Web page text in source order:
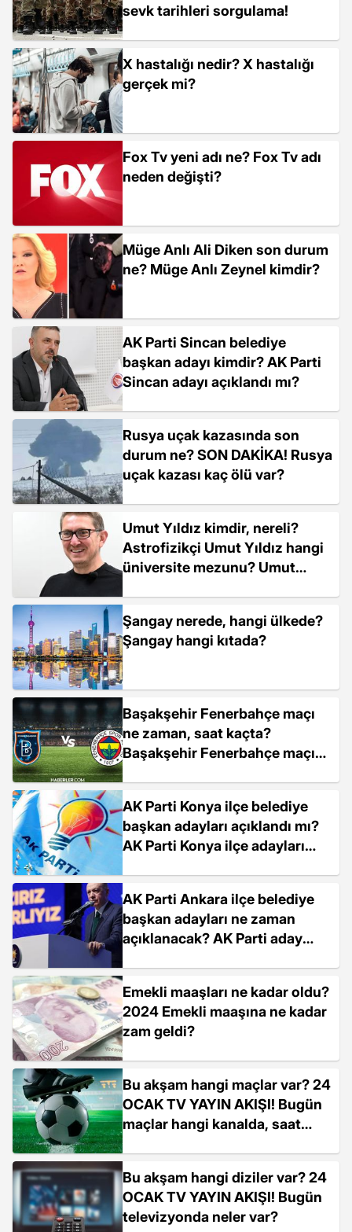
sevk tarihleri sorgulama!
X hastalığı nedir? X hastalığı
gerçek mi?
Fox Tv yeni adı ne? Fox Tv adı
neden değişti?
Müge Anlı Ali Diken son durum
ne? Müge Anlı Zeynel kimdir?
AK Parti Sincan belediye
başkan adayı kimdir? AK Parti
Sincan adayı açıklandı mı?
Rusya uçak kazasında son
durum ne? SON DAKİKA! Rusya
uçak kazası kaç ölü var?
Umut Yıldız kimdir, nereli?
Astrofizikçi Umut Yıldız hangi
üniversite mezunu? Umut
Şangay nerede, hangi ülkede?
Şangay hangi kıtada?
Başakşehir Fenerbahçe maçı
ne zaman, saat kaçta?
Başakşehir Fenerbahçe maçı
AK Parti Konya ilçe belediye
başkan adayları açıklandı mı?
AK Parti Konya ilçe adayları
AK Parti Ankara ilçe belediye
başkan adayları ne zaman
açıklanacak? AK Parti aday
Emekli maaşları ne kadar oldu?
2024 Emekli maaşına ne kadar
zam geldi?
Bu akşam hangi maçlar var? 24
OCAK TV YAYIN AKIŞI! Bugün
maçlar hangi kanalda, saat
Bu akşam hangi diziler var? 24
OCAK TV YAYIN AKIŞI! Bugün
televizyonda neler var?